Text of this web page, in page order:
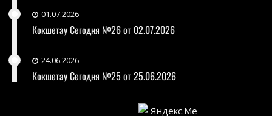
01.07.2026
Кокшетау Сегодня №26 от 02.07.2026
24.06.2026
Кокшетау Сегодня №25 от 25.06.2026